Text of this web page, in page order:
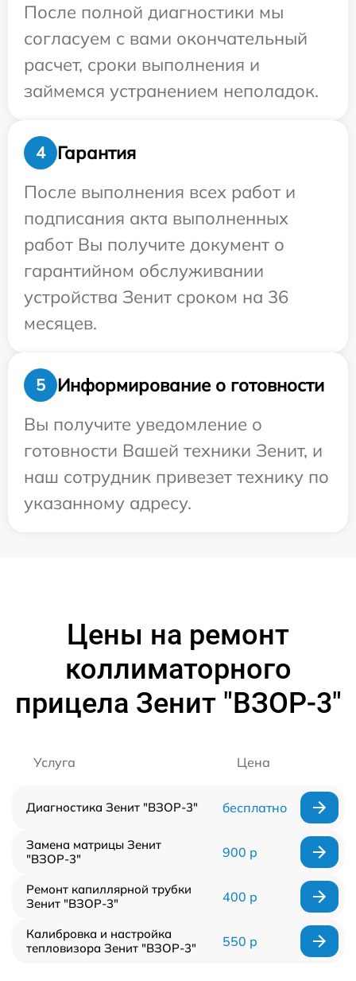
После полной диагностики мы
согласуем с вами окончательный
расчет, сроки выполнения и
займемся устранением неполадок.
4
Гарантия
После выполнения всех работ и
подписания акта выполненных
работ Вы получите документ о
гарантийном обслуживании
устройства Зенит сроком на 36
месяцев.
5
Информирование о готовности
Вы получите уведомление о
готовности Вашей техники Зенит, и
наш сотрудник привезет технику по
указанному адресу.
Цены на ремонт
коллиматорного
прицела Зенит "ВЗОР-3"
Услуга Цена
Диагностика Зенит "ВЗОР-3" бесплатно
Замена матрицы Зенит
"ВЗОР-3"
900 р
Ремонт капиллярной трубки
Зенит "ВЗОР-3"
400 р
Калибровка и настройка
тепловизора Зенит "ВЗОР-3"
550 р